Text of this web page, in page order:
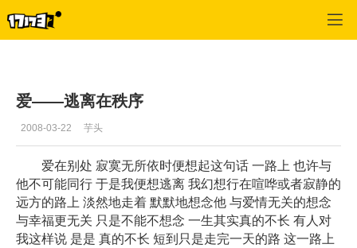
爱——逃离在秩序
2008-03-22 芋头
爱在别处 寂寞无所依时便想起这句话 一路上 也许与
他不可能同行 于是我便想逃离 我幻想行在喧哗或者寂静的
远方的路上 淡然地走着 默默地想念他 与爱情无关的想念
与幸福更无关 只是不能不想念 一生其实真的不长 有人对
我这样说 是是 真的不长 短到只是走完一天的路 这一路上